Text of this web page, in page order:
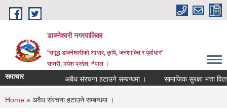
Skip to main content
डाक्नेश्वरी नगरपालिका
"समृद्ध डाक्नेश्वरीको आधार, कृषि, जनशाक्ति र पूर्वाधार"
सप्तरी, मधेश प्रदेश, नेपाल ।
समाचार अबैध संरचना हटाउने सम्बन्धमा । सामाजिक सुरक्षा भत्ता
You are here
Home » अवैध संरचना हटाउने सम्बन्धमा ।